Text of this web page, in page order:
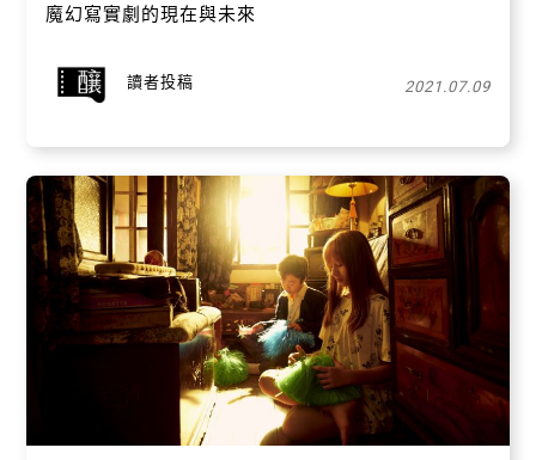
魔幻寫實劇的現在與未來
讀者投稿 2021.07.09